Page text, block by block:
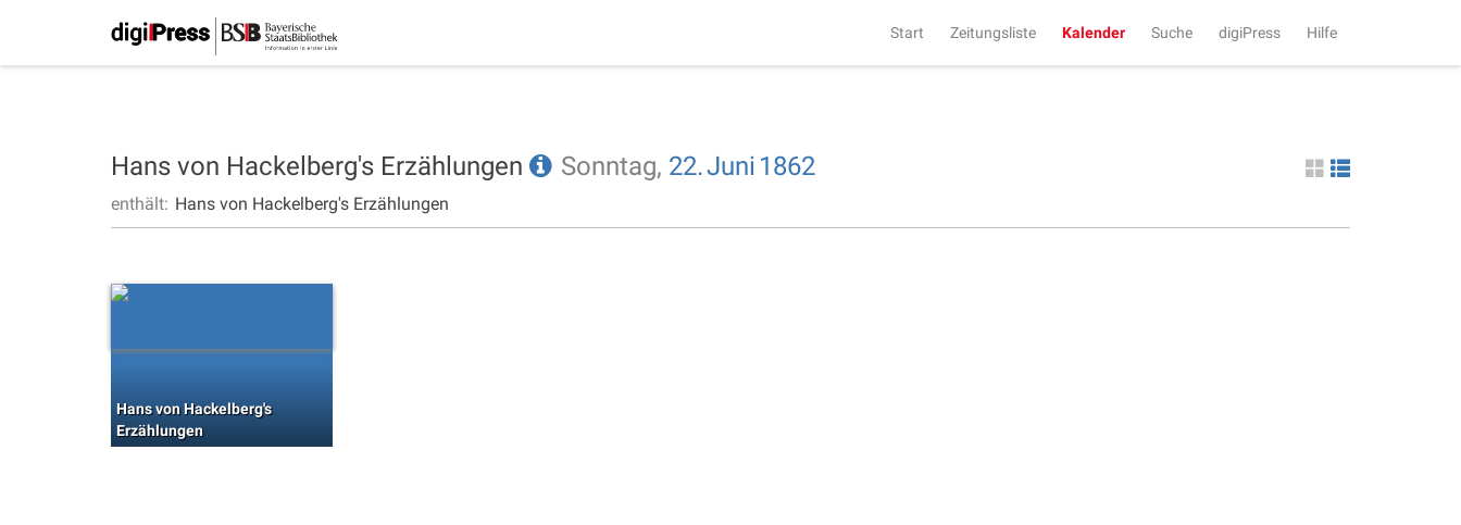
Start Zeitungsliste Kalender Suche digiPress Hilfe
Hans von Hackelberg's Erzählungen Sonntag, 22.Juni 1862
enthält: Hans von Hackelberg's Erzählungen
Hans von Hackelberg's
Erzählungen